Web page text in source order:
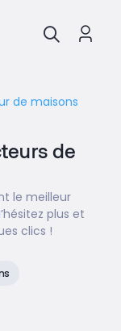
de maisons
de
le meilleur
plus et
clics !